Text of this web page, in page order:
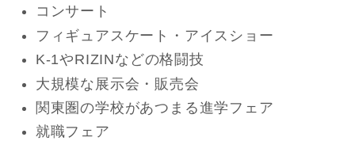
コンサート
フィギュアスケート・アイスショー
K-1やRIZINなどの格闘技
大規模な展示会・販売会
関東圏の学校があつまる進学フェア
就職フェア